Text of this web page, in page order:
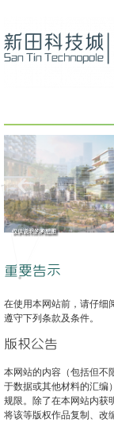
仅供说明的构想图
重要告示
在使用本网站前，请仔细
遵守下列条款及条件。
版权公告
本网站的内容（包括但不
于数据或其他材料的汇编
规限。除了在本网站内获
将该等版权作品复制、改